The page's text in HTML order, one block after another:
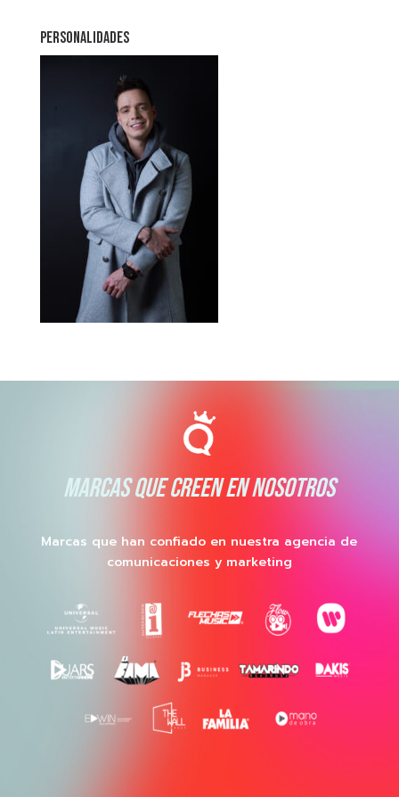
PERSONALIDADES
MARCAS QUE CREEN EN NOSOTROS
Marcas que han confiado en nuestra agencia de
comunicaciones y marketing